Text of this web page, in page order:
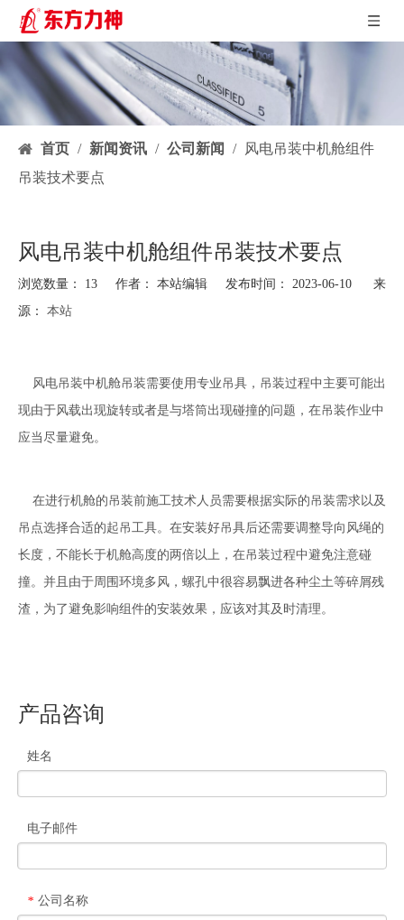
首页 / 新闻资讯 / 公司新闻 / 风电吊装中机舱组件
吊装技术要点
风电吊装中机舱组件吊装技术要点
浏览数量： 13 作者： 本站编辑 发布时间： 2023-06-10 来
源： 本站
风电吊装中机舱吊装需要使用专业吊具，吊装过程中主要可能出
现由于风载出现旋转或者是与塔筒出现碰撞的问题，在吊装作业中
应当尽量避免。
在进行机舱的吊装前施工技术人员需要根据实际的吊装需求以及
吊点选择合适的起吊工具。在安装好吊具后还需要调整导向风绳的
长度，不能长于机舱高度的两倍以上，在吊装过程中避免注意碰
撞。并且由于周围环境多风，螺孔中很容易飘进各种尘土等碎屑残
渣，为了避免影响组件的安装效果，应该对其及时清理。
产品咨询
姓名
电子邮件
* 公司名称